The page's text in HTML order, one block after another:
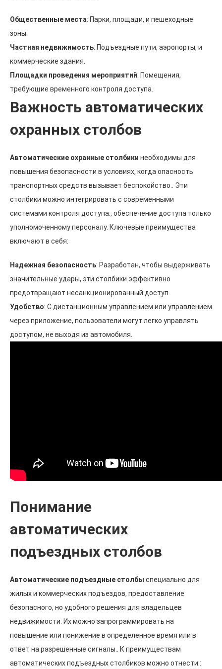
Общественные места: Парки, площади, и пешеходные
зоны.
Частная недвижимость: Подъездные пути, аэропорты, и
коммерческие здания.
Площадки проведения мероприятий: Помещения,
требующие временного контроля доступа.
Важность автоматических
охранных столбов
Автоматические охранные столбики необходимы для
повышения безопасности в условиях, когда опасность
транспортных средств вызывает беспокойство.. Эти
столбики можно интегрировать с современными
системами контроля доступа., обеспечение доступа только
уполномоченному персоналу. Ключевые преимущества
включают в себя:
Надежная безопасность: Разработан, чтобы выдерживать
значительные удары, эти столбики эффективно
предотвращают несанкционированный доступ.
Удобство: С дистанционным управлением или управлением
через приложение, пользователи могут легко управлять
доступом, не выходя из автомобиля.
Понимание
автоматических
подъездных столбов
Автоматические подъездные столбы специально для
жилых и коммерческих подъездов, предоставление
безопасного, но удобного решения для владельцев
недвижимости. Их можно запрограммировать на
повышение или понижение в определенное время или в
ответ на разрешенные сигналы.. К преимуществам
автоматических подъездных столбиков можно отнести::